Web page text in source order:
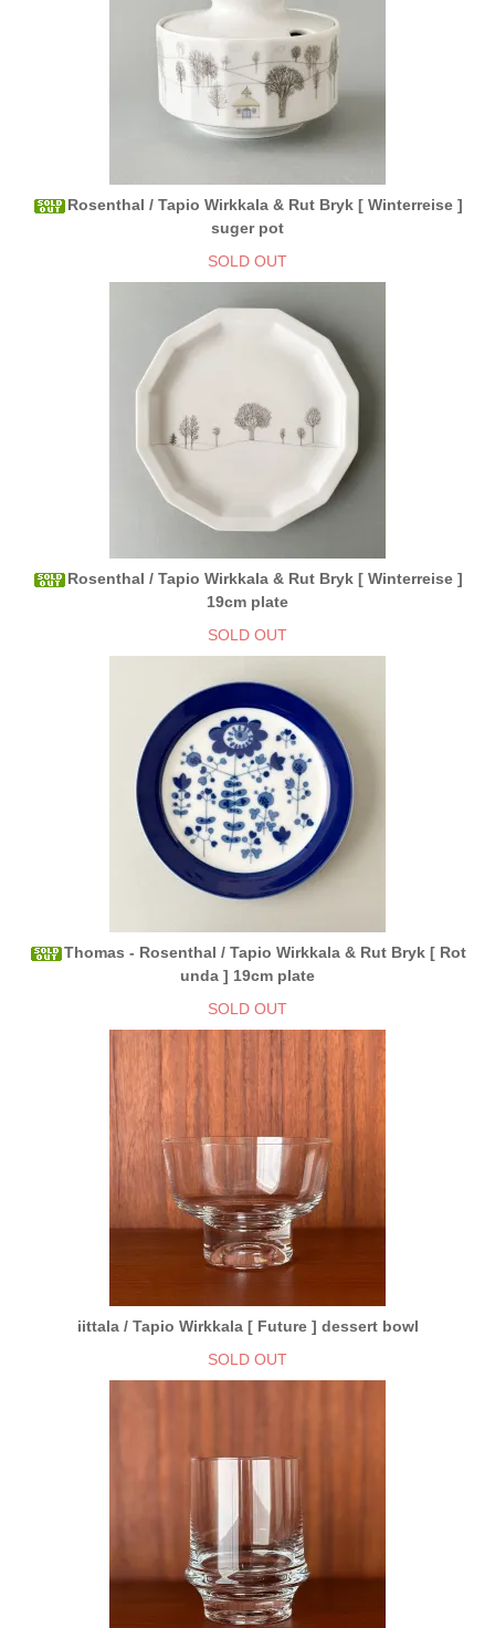
Rosenthal / Tapio Wirkkala & Rut Bryk [ Winterreise ]
suger pot
SOLD OUT
Rosenthal / Tapio Wirkkala & Rut Bryk [ Winterreise ]
19cm plate
SOLD OUT
Thomas - Rosenthal / Tapio Wirkkala & Rut Bryk [ Rot
unda ] 19cm plate
SOLD OUT
iittala / Tapio Wirkkala [ Future ] dessert bowl
SOLD OUT